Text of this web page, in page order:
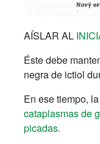
AÍSLAR AL
Éste debe
negra de ictiol
En ese tiempo,
cataplasmas de
picadas.